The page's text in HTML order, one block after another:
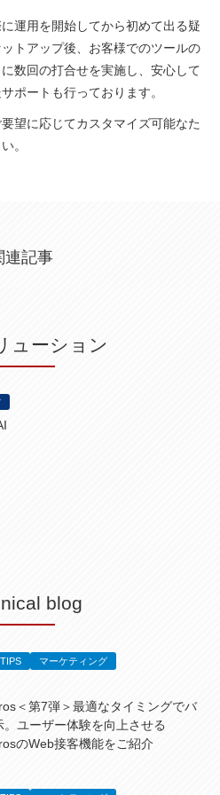
運用を開始してから初めて出る疑
トアップ後、お客様でのツールの
数回の打合せを実施し、安心して
ポートも行っております。
望に応じてカスタマイズ可能なた
。
連記事
ューション
blog
マーケティング
＜第7弾＞最適なタイミングでバ
。ユーザー体験を向上させる
のWeb接客機能をご紹介